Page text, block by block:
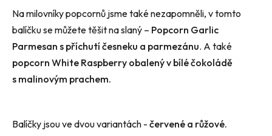
Na milovníky popcornů jsme také nezapomněli, v tomto
balíčku se můžete těšit na slaný – Popcorn Garlic
Parmesan s příchutí česneku a parmezánu. A také
popcorn White Raspberry obalený v bílé čokoládě
s malinovým prachem.
Balíčky jsou ve dvou variantách - červené a růžové.